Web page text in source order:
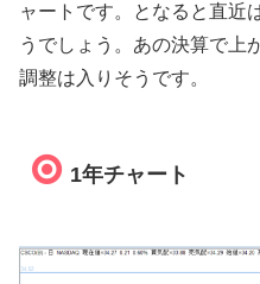
ャートです。となると直近
うでしょう。あの決算で上
調整は入りそうです。
1年チャート